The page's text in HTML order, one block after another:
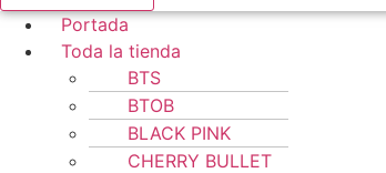
Portada
Toda la tienda
BTS
BTOB
BLACK PINK
CHERRY BULLET